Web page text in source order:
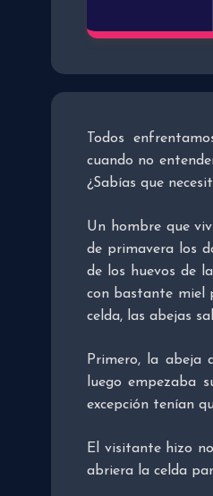
Todos
cuando no
¿Sabías que
Un hombre que
de primavera los
de los huevos de
con bastante miel
celda, las abejas
Primero, la abeja
luego empezaba
excepción tenían
El visitante hizo
abriera la celda